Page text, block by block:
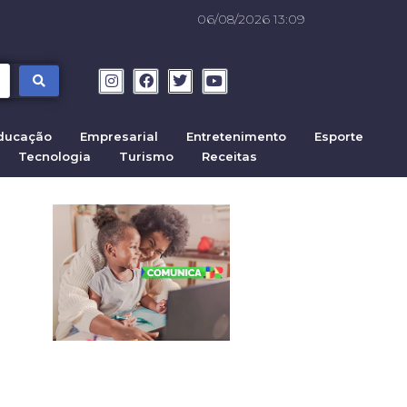
06/08/2026 13:09
Empresarial Entretenimento
Esporte
Tecnologia Turismo Receitas